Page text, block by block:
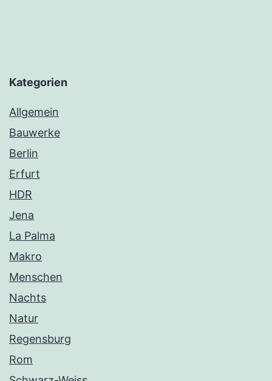
Kategorien
Allgemein
Bauwerke
Berlin
Erfurt
HDR
Jena
La Palma
Makro
Menschen
Nachts
Natur
Regensburg
Rom